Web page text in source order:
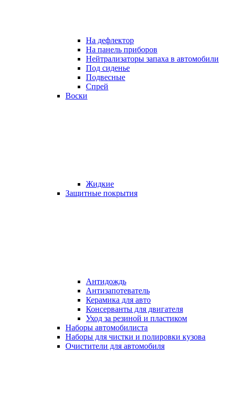
На дефлектор
На панель приборов
Нейтрализаторы запаха в автомобили
Под сиденье
Подвесные
Спрей
Воски
Жидкие
Защитные покрытия
Антидождь
Антизапотеватель
Керамика для авто
Консерванты для двигателя
Уход за резиной и пластиком
Наборы автомобилиста
Наборы для чистки и полировки кузова
Очистители для автомобиля